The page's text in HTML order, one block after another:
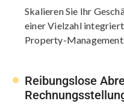
Skalieren Sie Ihr
einer Vielzahl
Property-Management.
Reibungslose